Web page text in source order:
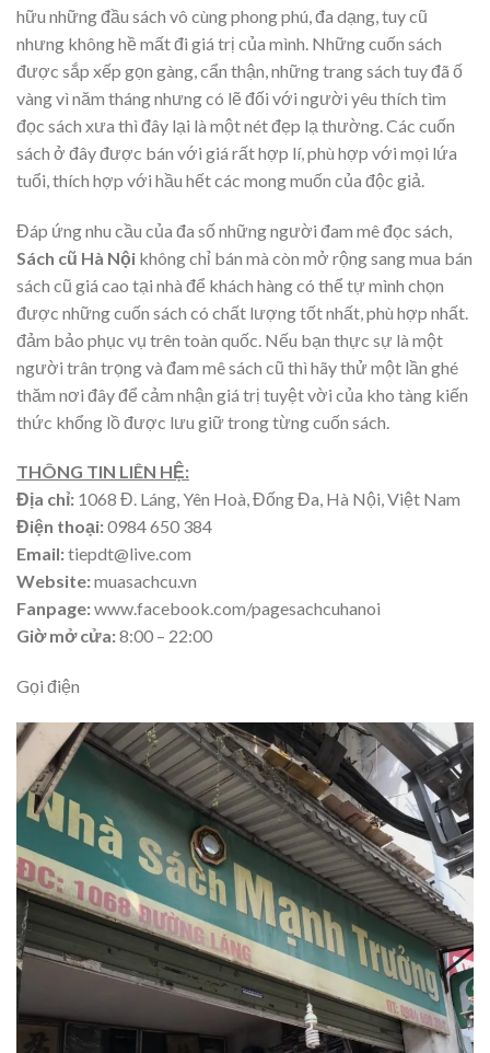
hữu những đầu sách vô cùng phong phú, đa dạng, tuy cũ
nhưng không hề mất đi giá trị của mình. Những cuốn sách
được sắp xếp gọn gàng, cẩn thận, những trang sách tuy đã ố
vàng vì năm tháng nhưng có lẽ đối với người yêu thích tìm
đọc sách xưa thì đây lại là một nét đẹp lạ thường. Các cuốn
sách ở đây được bán với giá rất hợp lí, phù hợp với mọi lứa
tuổi, thích hợp với hầu hết các mong muốn của độc giả.
Đáp ứng nhu cầu của đa số những người đam mê đọc sách,
Sách cũ Hà Nội không chỉ bán mà còn mở rộng sang mua bán
sách cũ giá cao tại nhà để khách hàng có thể tự mình chọn
được những cuốn sách có chất lượng tốt nhất, phù hợp nhất.
đảm bảo phục vụ trên toàn quốc. Nếu bạn thực sự là một
người trân trọng và đam mê sách cũ thì hãy thử một lần ghé
thăm nơi đây để cảm nhận giá trị tuyệt vời của kho tàng kiến
thức khổng lồ được lưu giữ trong từng cuốn sách.
THÔNG TIN LIÊN HỆ:
Địa chỉ: 1068 Đ. Láng, Yên Hoà, Đống Đa, Hà Nội, Việt Nam
Điện thoại:0984 650 384
Email:tiepdt@live.com
Website:muasachcu.vn
Fanpage:www.facebook.com/pagesachcuhanoi
Giờ mở cửa:8:00 – 22:00
Gọi điện